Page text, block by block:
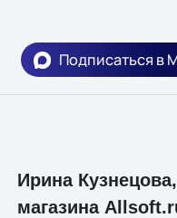
Подписаться в
Ирина
магазина